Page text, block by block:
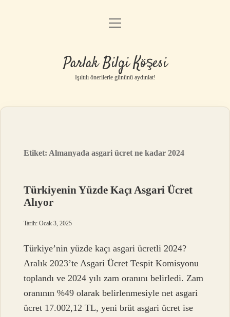
Anasayfa
Yasal Uyarı
menüyü
Parlak Bilgi Köşesi
Işıltılı önerilerle gününü aydınlat!
Etiket: Almanyada asgari ücret ne kadar 2024
Türkiyenin Yüzde Kaçı Asgari Ücret
Alıyor
Tarih: Ocak 3, 2025
Türkiye’nin yüzde kaçı asgari ücretli 2024?
Aralık 2023’te Asgari Ücret Tespit Komisyonu
toplandı ve 2024 yılı zam oranını belirledi. Zam
oranının %49 olarak belirlenmesiyle net asgari
ücret 17.002,12 TL, yeni brüt asgari ücret ise